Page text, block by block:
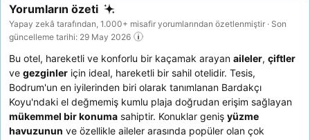
Yorumların özeti
Yapay zekâ tarafından, 1.000+ misafir yorumlarından özetlenmiştir · Son
güncelleme tarihi: 29 May 2026
Bu otel, hareketli ve konforlu bir kaçamak arayan aileler, çiftler
ve gezginler için ideal, hareketli bir sahil otelidir. Tesis,
Bodrum'un en iyilerinden biri olarak tanımlanan Bardakçı
Koyu'ndaki el değmemiş kumlu plaja doğrudan erişim sağlayan
mükemmel bir konuma sahiptir. Konuklar geniş yüzme
havuzunun ve özellikle aileler arasında popüler olan çok